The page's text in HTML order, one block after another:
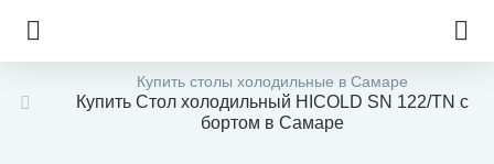
Купить столы холодильные в Самаре
Купить Стол холодильный HICOLD SN 122/TN с
бортом в Самаре